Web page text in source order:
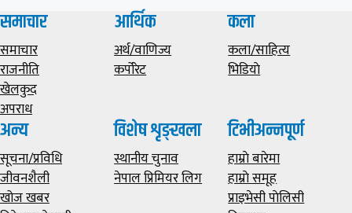
समाचार
समाचार
राजनीति
खेलकुद
अपराध
आर्थिक
अर्थ/वाणिज्य
कर्पोरेट
कला
कला/साहित्य
भिडियाे
अन्य
सूचना/प्रविधि
जीवनशैली
खोज खबर
विशेष शृङ्खला
स्थानीय चुनाव
नेपाल प्रिमियर लिग
टिभीअन्नपूर्ण
हाम्राे बारेमा
हाम्राे समूह
प्राइभेसी पाेलिसी